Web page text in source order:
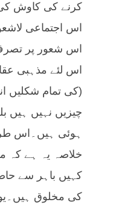
کرنے کی کاوش
اس شعور پر
(کی تمام شکلیں
چیزیں نہیں ہیں
ہوئی ہیں۔اس
خلاصہ یہ ہے کہ
کہیں باہر سے
کی مخلوق